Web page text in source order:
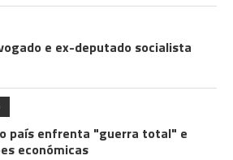
e ex-deputado socialista
país enfrenta "guerra total" e
económicas